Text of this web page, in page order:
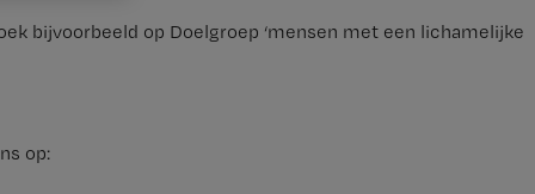
bijvoorbeeld op Doelgroep ‘mensen met een lichamelijke
op: